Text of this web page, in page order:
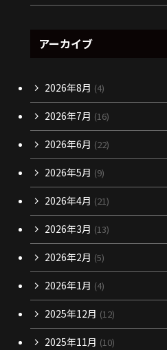
アーカイブ
2026年8月 (4)
2026年7月 (16)
2026年6月 (22)
2026年5月 (9)
2026年4月 (21)
2026年3月 (13)
2026年2月 (5)
2026年1月 (4)
2025年12月 (12)
2025年11月 (10)